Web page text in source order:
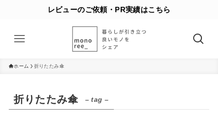
レビューのご依頼・PR実績はこちら
ホーム 折りたたみ傘
折りたたみ傘 – tag –